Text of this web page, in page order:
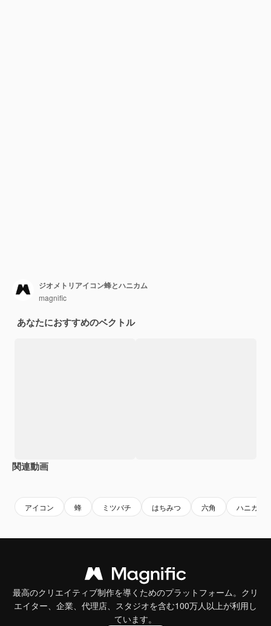
ジオメトリアイコン蜂とハニカム
magnific
あなたにおすすめのベクトル
関連動画
アイコン 蜂 ミツバチ はちみつ 六角 ハニカム
最高のクリエイティブ制作を導くためのプラットフォーム。クリ
エイター、企業、代理店、スタジオを含む100万人以上が利用し
ています。